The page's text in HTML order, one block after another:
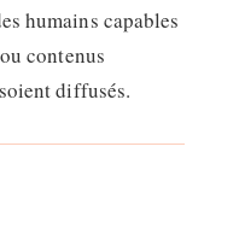
humains capables
contenus
diffusés.